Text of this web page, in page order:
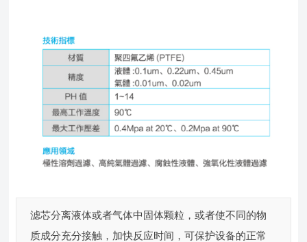
滤芯分离液体或者气体中固体颗粒，或者使不同的物
质成分充分接触，加快反应时间，可保护设备的正常